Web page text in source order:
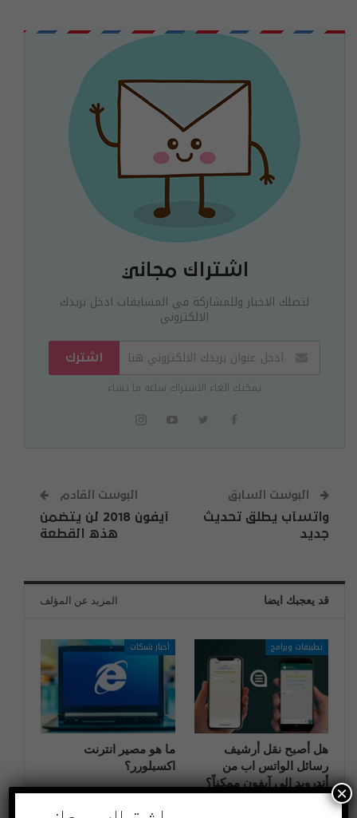
اشتراك مجاني
لتصلك الاخبار وللمشاركة في المسابقات ادخل بريدك
الالكتروني
اشترك
يمكنك الغاء الاشتراك ساعة ما تشاء
البوست السابق
واتسآب يطلق تحديث
جديد
البوست القادم
آيفون 2018 لن يتضمن
هذه القطعة
قد يعجبك ايضا المزيد عن المؤلف
تطبيقات وبرامج
هل أصبح نقل أرشيف
رسائل الواتس اب من
أندرويد إلى آيفون ممكناً؟
أخبار شبكات
ما هو مصير انترنت
اكسبلورر؟
اختراعات وتكنولوجيا
×